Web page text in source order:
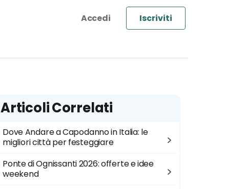
Iscriviti
Articoli Correlati
Dove Andare a Capodanno in Italia: le
migliori città per festeggiare
Ponte di Ognissanti 2026: offerte e idee
weekend